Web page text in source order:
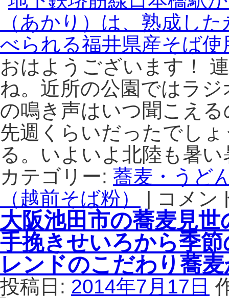
おはようございます！
ね。近所の公園ではラ
の鳴き声はいつ聞こえ
先週くらいだったでし
る。いよいよ北陸も暑
カテゴリー: 蕎麦・うど
（越前そば粉）
|
地
下
鉄
堺
筋
線
日
本
橋
コメン
大阪池田市の蕎麦見
手挽きせいろから季
レンドのこだわり蕎
投稿日: 2014年7月17日